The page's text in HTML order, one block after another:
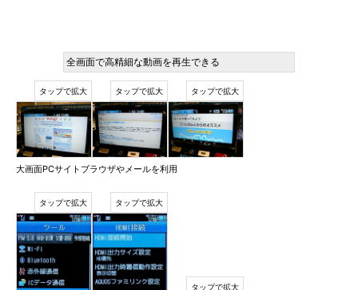
全画面で高精細な動画を再生できる
大画面PCサイトブラウザやメールを利用